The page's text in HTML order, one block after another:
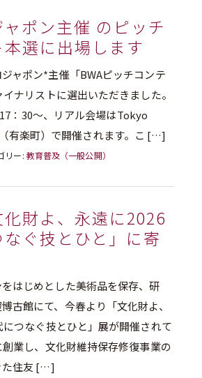
ポン主催 のピッチ
選に出場します
ャポン*主催「BWAピッチコンテ
ナリストに選出いただきました。
：30～、リアル会場はTokyo
有楽町）で開催されます。こ […]
リー: 教育普及（一般公開）
財よ、永遠に2026
ぐ技とひと」に寄
はじめとした美術品を保存、研
古館にて、今春より「文化財よ、
つなぐ技とひと」展が開催されて
創業し、文化財維持保存修復事業の
た住友 […]